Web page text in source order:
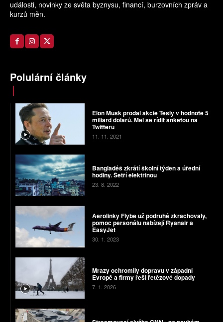
události, novinky ze světa byznysu, financí, burzovních zpráv a
kurzů měn.
Polulární články
Elon Musk prodal akcie Tesly v hodnotě 5
miliard dolarů. Měl se řídit anketou na
Twitteru
11. 11. 2021
Bangladéš zkrátí školní týden a úřední
hodiny. Šetří elektřinou
23. 8. 2022
Aerolinky Flybe už podruhé zkrachovaly,
pomoc personálu nabízejí Ryanair a
EasyJet
30. 1. 2023
Mrazy ochromily dopravu v západní
Evropě a firmy řeší řetězové dopady
7. 1. 2026